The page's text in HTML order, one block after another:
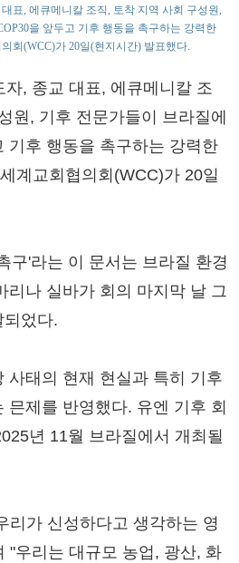
표, 에큐메니칼 조직, 토착 지역 사회 구성원,
을 앞두고 기후 행동을 촉구하는 강력한
회(WCC)가 20일(현지시간) 발표했다.
, 종교 대표, 에큐메니칼 조
원, 기후 전문가들이 브라질에
기후 행동을 촉구하는 강력한
계교회협의회(WCC)가 20일
구'라는 이 문서는 브라질 환경
리나 실바가 회의 마지막 날 그
되었다.
사태의 현재 현실과 특히 기후
믄제를 반영했다. 유엔 기후 회
년 11월 브라질에서 개최될
리가 신성하다고 생각하는 영
"우리는 대규모 농업, 광산, 화